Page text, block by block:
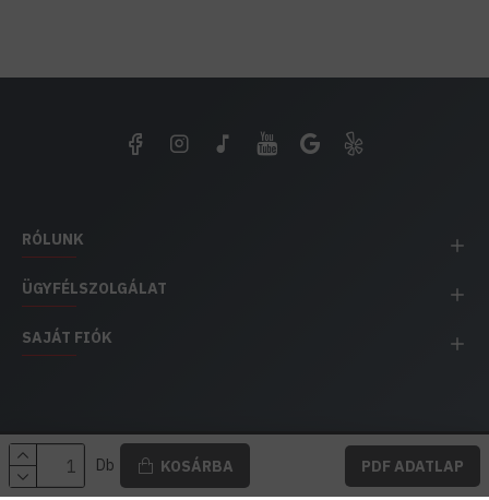
Db KOSÁRBA PDF ADATLAP
RÓLUNK
ÜGYFÉLSZOLGÁLAT
SAJÁT FIÓK
EH IMPEX / Copyright © 1991-2025 Energia Háza